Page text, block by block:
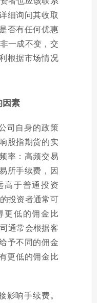
细询问其收取
否有任何优惠
一成不变，交
根据市场情况
素
司自身的政策
股指期货的实
率：高频交易
所手续费，因
高于普通投资
投资者通常可
更低的佣金比
通常会根据客
予不同的佣金
更低的佣金比
影响手续费。